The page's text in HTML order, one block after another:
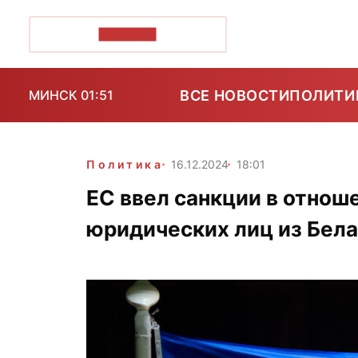
МИНСК 01:51 ВСЕ НОВОСТИ
Политика 16.12.2024 18:01
ЕС ввел санкции в
юридических лиц из